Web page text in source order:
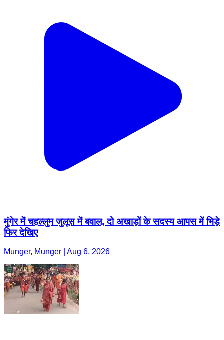
मुंगेर में चहल्लुम जुलूस में बवाल, दो अखाड़ों के सदस्य आपस में भिड़े
फिर देखिए
Munger, Munger | Aug 6, 2026